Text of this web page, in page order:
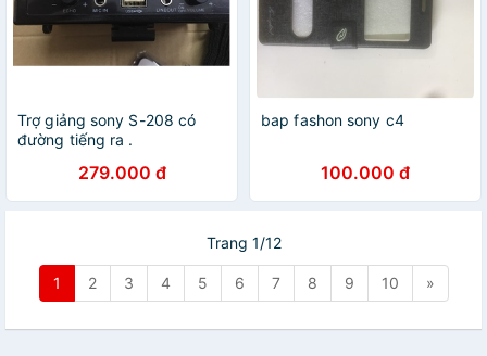
Trợ giảng sony S-208 có
đường tiếng ra .
279.000 đ
bap fashon sony c4
100.000 đ
Trang 1/12
1 2 3 4 5 6 7 8 9 10 »